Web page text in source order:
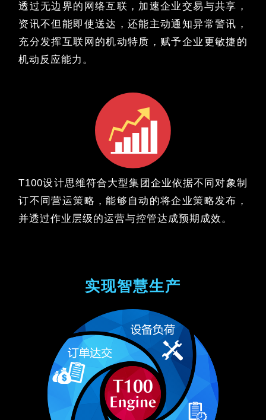
透过无边界的网络互联，加速企业交易与共享，
资讯不但能即使送达，还能主动通知异常警讯，
充分发挥互联网的机动特质，赋予企业更敏捷的
机动反应能力。
T100设计思维符合大型集团企业依据不同对象制
订不同营运策略，能够自动的将企业策略发布，
并透过作业层级的运营与控管达成预期成效。
实现智慧生产